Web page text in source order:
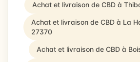
Achat et livraison de CBD à
Achat et livraison de CBD à La
27370
Achat et livraison de CBD à